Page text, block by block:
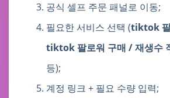
공식 셀프 주문 패널로 이동;
필요한 서비스 선택 (tiktok
tiktok 팔로워 구매 / 재생수
등);
계정 링크 + 필요 수량 입력;